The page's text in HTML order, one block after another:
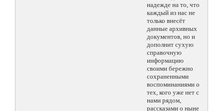
надежде на то, что
каждый из нас не
только внесёт
данные архивных
документов, но и
дополнит сухую
справочную
информацию
своими бережно
сохраненными
воспоминаниями о
тех, кого уже нет с
нами рядом,
рассказами о ныне